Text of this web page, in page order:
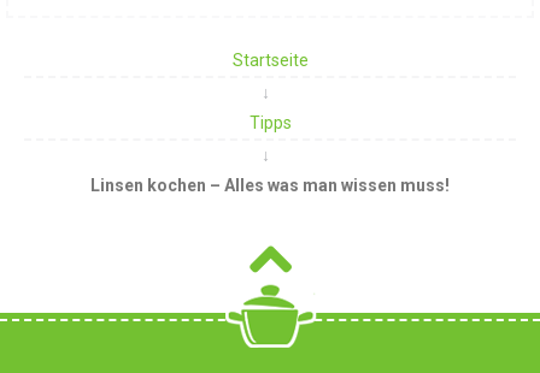
Startseite
Tipps
Linsen kochen – Alles was man wissen muss!